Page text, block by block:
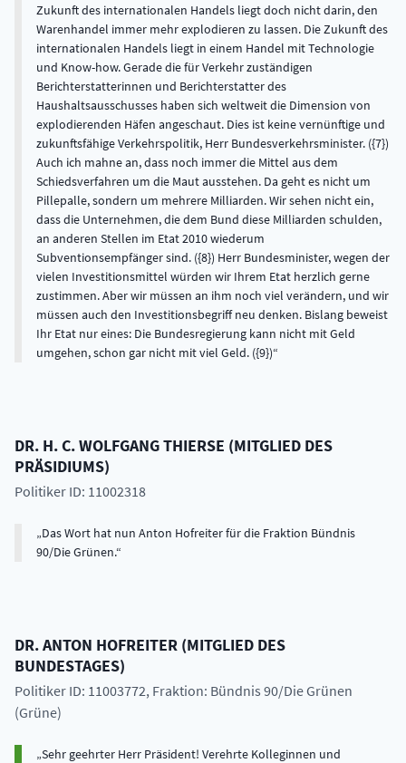
Zukunft des internationalen Handels liegt doch nicht darin, den
Warenhandel immer mehr explodieren zu lassen. Die Zukunft des
internationalen Handels liegt in einem Handel mit Technologie
und Know-how. Gerade die für Verkehr zuständigen
Berichterstatterinnen und Berichterstatter des
Haushaltsausschusses haben sich weltweit die Dimension von
explodierenden Häfen angeschaut. Dies ist keine vernünftige und
zukunftsfähige Verkehrspolitik, Herr Bundesverkehrsminister. ({7})
Auch ich mahne an, dass noch immer die Mittel aus dem
Schiedsverfahren um die Maut ausstehen. Da geht es nicht um
Pillepalle, sondern um mehrere Milliarden. Wir sehen nicht ein,
dass die Unternehmen, die dem Bund diese Milliarden schulden,
an anderen Stellen im Etat 2010 wiederum
Subventionsempfänger sind. ({8}) Herr Bundesminister, wegen der
vielen Investitionsmittel würden wir Ihrem Etat herzlich gerne
zustimmen. Aber wir müssen an ihm noch viel verändern, und wir
müssen auch den Investitionsbegriff neu denken. Bislang beweist
Ihr Etat nur eines: Die Bundesregierung kann nicht mit Geld
umgehen, schon gar nicht mit viel Geld. ({9})
DR. H. C.WOLFGANGTHIERSE (MITGLIED DES
PRÄSIDIUMS)
Politiker ID: 11002318
Das Wort hat nun Anton Hofreiter für die Fraktion Bündnis
90/Die Grünen.
DR.ANTON HOFREITER (MITGLIED DES
BUNDESTAGES)
Politiker ID: 11003772, Fraktion: Bündnis 90/Die Grünen
(Grüne)
Sehr geehrter Herr Präsident! Verehrte Kolleginnen und